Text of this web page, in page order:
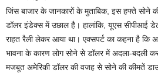
जिंस बाजार के जानकारों के मुताबिक, इस हफ्ते सोने
डॉलर इंडेक्स में उछाल है। हालांकि, यूएस सीपीआई
राहत रैली लेकर आया था। एक्सपर्ट का कहना है कि
भावना के कारण लोग सोने से डॉलर में अदला-बदली
मजबूत अमेरिकी डॉलर की वजह से सोने की कीमतें